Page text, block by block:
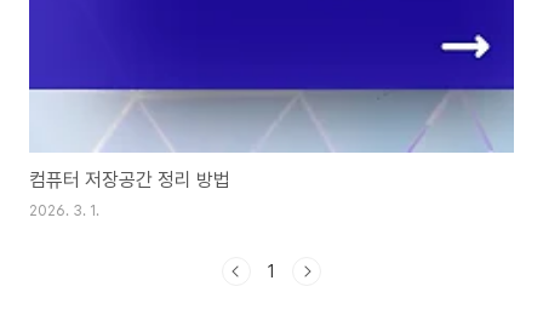
컴퓨터 저장공간 정리 방법
2026. 3. 1.
1